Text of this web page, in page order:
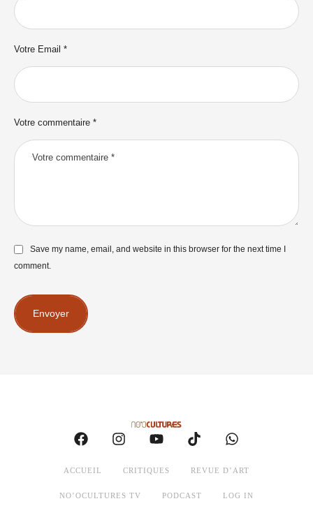
Votre commentaire *
Votre Email *
Save my name, email, and website in this browser for the next time I
comment.
Envoyer
ACCUEIL CRITIQUES REVUE D’ART
NO’OCULTURES TV PODCAST LOG IN